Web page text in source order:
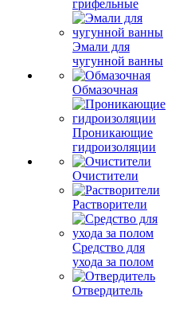
грифельные
Эмали для
чугунной ванны
Обмазочная
Проникающие
гидроизоляции
Очистители
Растворители
Средство для
ухода за полом
Отвердитель